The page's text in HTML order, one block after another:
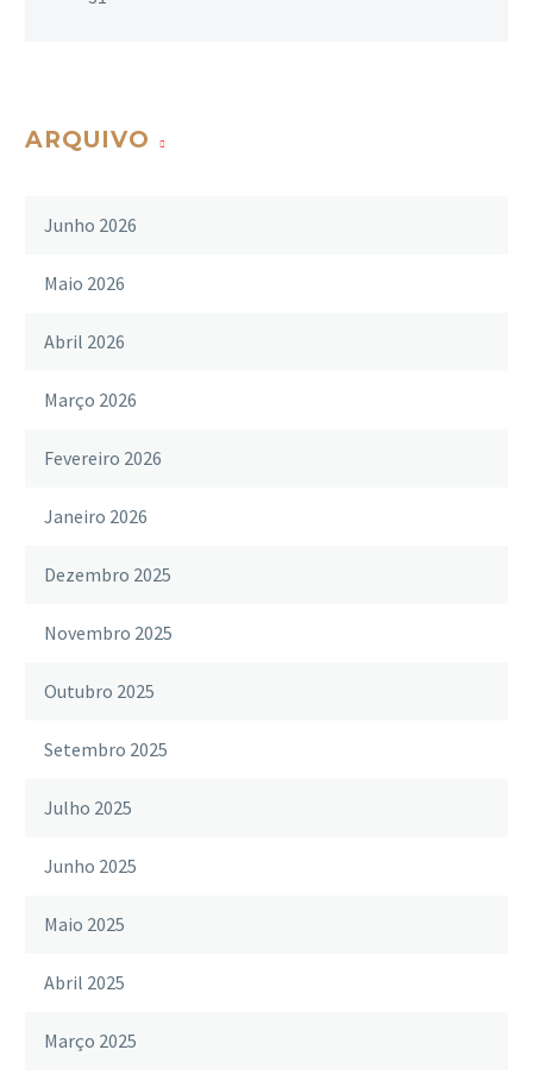
ARQUIVO
Junho 2026
Maio 2026
Abril 2026
Março 2026
Fevereiro 2026
Janeiro 2026
Dezembro 2025
Novembro 2025
Outubro 2025
Setembro 2025
Julho 2025
Junho 2025
Maio 2025
Abril 2025
Março 2025